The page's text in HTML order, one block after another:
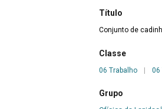
Título
Conjunto de
Classe
06 Trabalho | 06
Grupo